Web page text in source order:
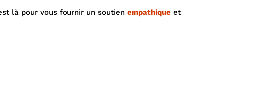
là pour vous fournir un soutienempathique et